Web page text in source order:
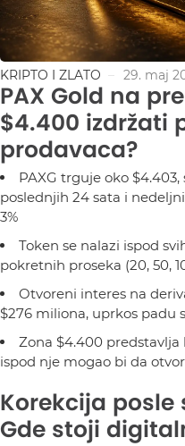
KRIPTO I ZLATO 29. maj
PAX Gold na
$4.400 izdržati
prodavaca?
PAXG trguje oko
poslednjih 24 sata i
3%
Token se nalazi ispod
pokretnih proseka (20, 50,
Otvoreni interes na
$276 miliona, uprkos padu
Zona $4.400
ispod nje mogao bi da
Korekcija
Gde stoji